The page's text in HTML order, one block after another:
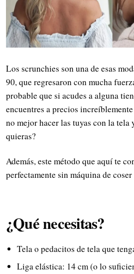
Los scrunchies son una de esas
90, que regresaron con mucha
probable que si acudes a alguna
encuentres a precios
no mejor hacer las tuyas con la tela
quieras?
Además, este método que aquí te
perfectamente sin máquina de
¿Qué necesitas?
Tela o pedacitos de tela que
Liga elástica: 14 cm (o lo